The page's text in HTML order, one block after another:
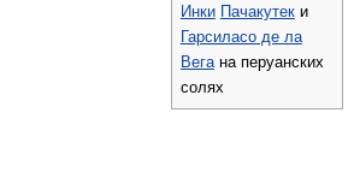
Инки Пачакутеки
Гарсиласо де ла
Вегана перуанских
солях